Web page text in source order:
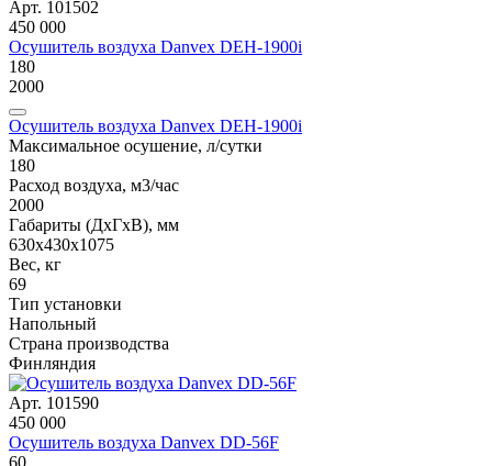
Арт. 101502
450 000
Осушитель воздуха Danvex DEH-1900i
180
2000
Осушитель воздуха Danvex DEH-1900i
Максимальное осушение, л/сутки
180
Расход воздуха, м3/час
2000
Габариты (ДxГxВ), мм
630x430x1075
Вес, кг
69
Тип установки
Напольный
Страна производства
Финляндия
Арт. 101590
450 000
Осушитель воздуха Danvex DD-56F
60